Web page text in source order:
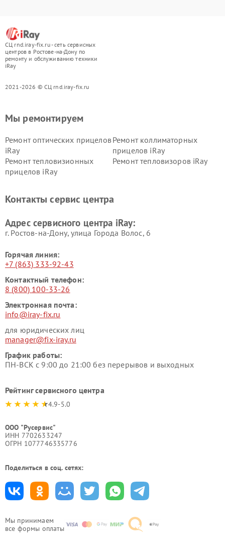
СЦ rnd.iray-fix.ru - сеть сервисных
центров в Ростове-на-Дону по
ремонту и обслуживанию техники
iRay
2021-2026 © СЦ rnd.iray-fix.ru
Мы принимаем
все формы оплаты
Мы ремонтируем
Ремонт оптических прицелов
iRay
Ремонт коллиматорных
прицелов iRay
Ремонт тепловизионных
прицелов iRay
Ремонт тепловизоров iRay
Контакты сервис центра
Адрес сервисного центра iRay:
г. Ростов-на-Дону, улица Города Волос, 6
Горячая линия:
+7 (863) 333-92-43
Контактный телефон:
8 (800) 100-33-26
Электронная почта:
info@iray-fix.ru
для юридических лиц
manager@fix-iray.ru
График работы:
ПН-ВСК с 9:00 до 21:00 без перерывов и выходных
Рейтинг сервисного центра
4.9-5.0
ООО "Русервис"
ИНН 7702633247
ОГРН 1077746335776
Поделиться в соц. сетях: